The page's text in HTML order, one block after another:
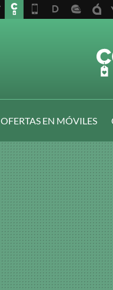
OFERTAS EN MÓVILES